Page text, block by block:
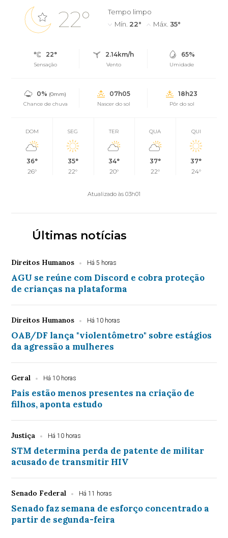
22°
Tempo limpo
Mín. 22° Máx. 35°
22°
Sensação
2.14km/h
Vento
65%
Umidade
0% (0mm)
Chance de chuva
07h05
Nascer do sol
18h23
Pôr do sol
DOM
36°
26°
SEG
35°
22°
TER
34°
20°
QUA
37°
22°
QUI
37°
24°
Atualizado às 03h01
Últimas notícias
Direitos Humanos Há 5 horas
AGU se reúne com Discord e cobra proteção
de crianças na plataforma
Direitos Humanos Há 10 horas
OAB/DF lança "violentômetro" sobre estágios
da agressão a mulheres
Geral Há 10 horas
Pais estão menos presentes na criação de
filhos, aponta estudo
Justiça Há 10 horas
STM determina perda de patente de militar
acusado de transmitir HIV
Senado Federal Há 11 horas
Senado faz semana de esforço concentrado a
partir de segunda-feira